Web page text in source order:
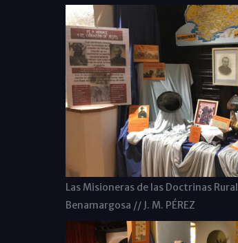
Las Misioneras de las Doctrinas
Benamargosa // J. M. PÉREZ